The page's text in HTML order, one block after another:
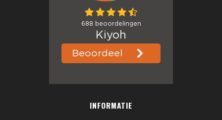
INFORMATIE